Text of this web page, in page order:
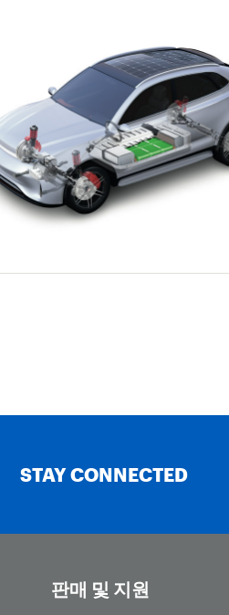
STAY CONNECTED
판매 및 지원